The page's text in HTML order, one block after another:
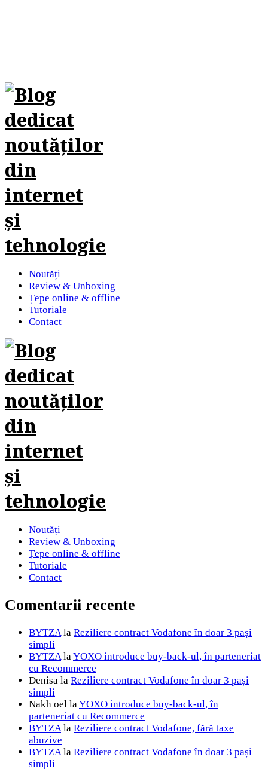
Noutăți
Review & Unboxing
Țepe online & offline
Tutoriale
Contact
Noutăți
Review & Unboxing
Țepe online & offline
Tutoriale
Contact
Comentarii recente
BYTZAla Reziliere contract Vodafone în doar 3 pași
simpli
BYTZAlaYOXO introduce buy-back-ul, în parteneriat
cu Recommerce
Denisa la Reziliere contract Vodafone în doar 3 pași
simpli
Nakh oel laYOXO introduce buy-back-ul, în
parteneriat cu Recommerce
BYTZAla Reziliere contract Vodafone, fără taxe
abuzive
BYTZAla Reziliere contract Vodafone în doar 3 pași
simpli